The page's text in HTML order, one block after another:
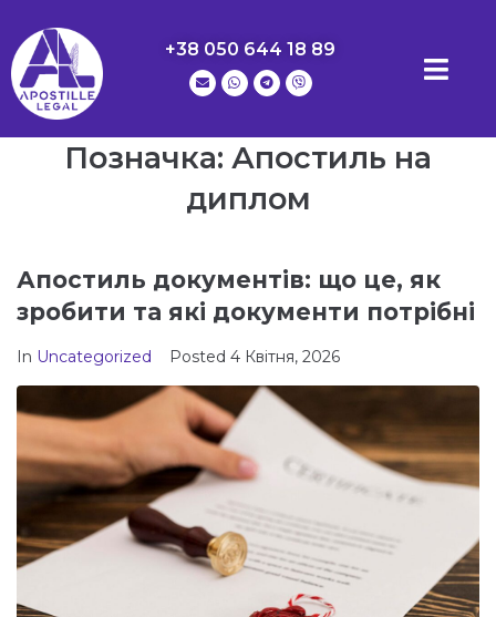
+38 050 644 18 89
Позначка: Апостиль на
диплом
Апостиль документів: що це, як
зробити та які документи потрібні
In Uncategorized Posted 4 Квітня, 2026